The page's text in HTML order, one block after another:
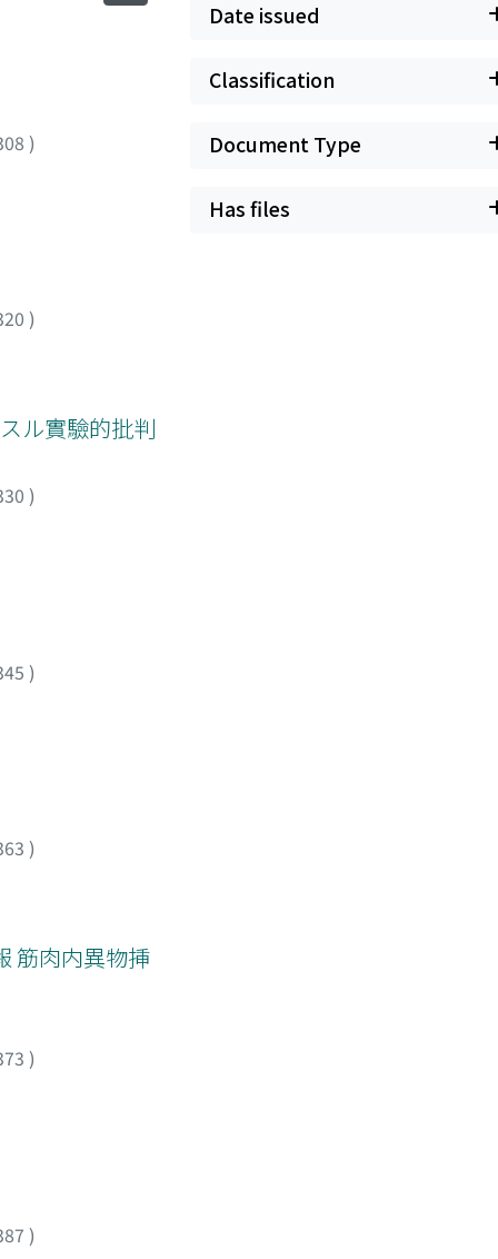
)
)
ル實驗的批判
)
)
)
筋肉内異物挿
)
)
Date issued
Classification
Document Type
Has files